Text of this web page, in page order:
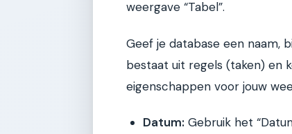
weergave “Tabel”.
Geef je database een naam,
bestaat uit regels (taken) en
eigenschappen voor jouw
Datum: Gebruik het